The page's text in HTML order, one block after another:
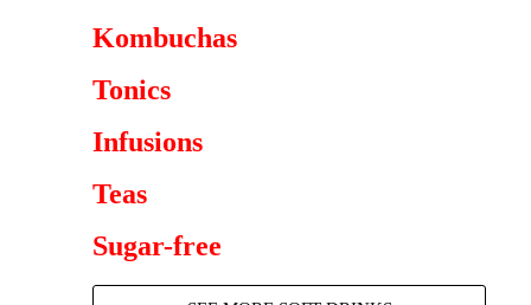
Kombuchas
Tonics
Infusions
Teas
Sugar-free